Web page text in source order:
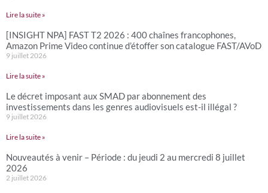
Lire la suite »
[INSIGHT NPA] FAST T2 2026 : 400 chaînes francophones,
Amazon Prime Video continue d’étoffer son catalogue FAST/AVoD
9 juillet 2026
Lire la suite »
Le décret imposant aux SMAD par abonnement des
investissements dans les genres audiovisuels est-il illégal ?
9 juillet 2026
Lire la suite »
Nouveautés à venir – Période : du jeudi 2 au mercredi 8 juillet
2026
2 juillet 2026